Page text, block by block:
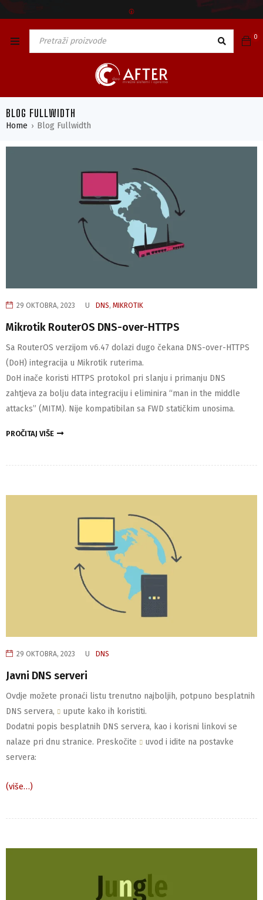
🅯
0
BLOG FULLWIDTH
Home › Blog Fullwidth
29 OKTOBRA, 2023 U DNS, MIKROTIK
Mikrotik RouterOS DNS-over-HTTPS
Sa RouterOS verzijom v6.47 dolazi dugo čekana DNS-over-HTTPS
(DoH) integracija u Mikrotik ruterima.
DoH inače koristi HTTPS protokol pri slanju i primanju DNS
zahtjeva za bolju data integraciju i eliminira “man in the middle
attacks” (MITM). Nije kompatibilan sa FWD statičkim unosima.
PROČITAJ VIŠE
29 OKTOBRA, 2023 U DNS
Javni DNS serveri
Ovdje možete pronaći listu trenutno najboljih, potpuno besplatnih
DNS servera,
upute kako ih koristiti.
Dodatni popis besplatnih DNS servera, kao i korisni linkovi se
nalaze pri dnu stranice. Preskočite
uvod i idite na postavke
servera:
(više…)